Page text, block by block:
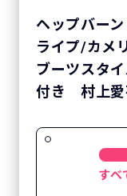
ヘップバー
ライプ/カ
ブーツスタ
付き 村上愛
すべ